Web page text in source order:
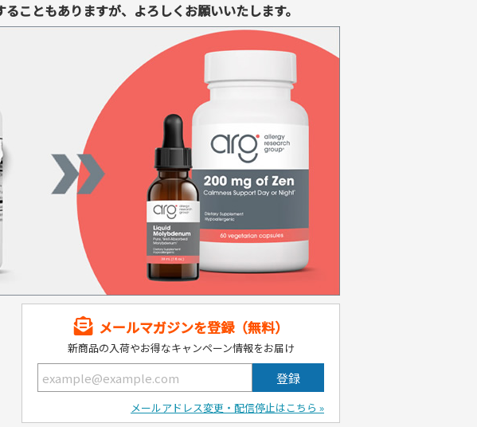
こともありますが、よろしくお願いいたします。
メールマガジンを登録（無料）
新商品の入荷やお得なキャンペーン情報をお届け
メールアドレス変更・配信停止はこちら »